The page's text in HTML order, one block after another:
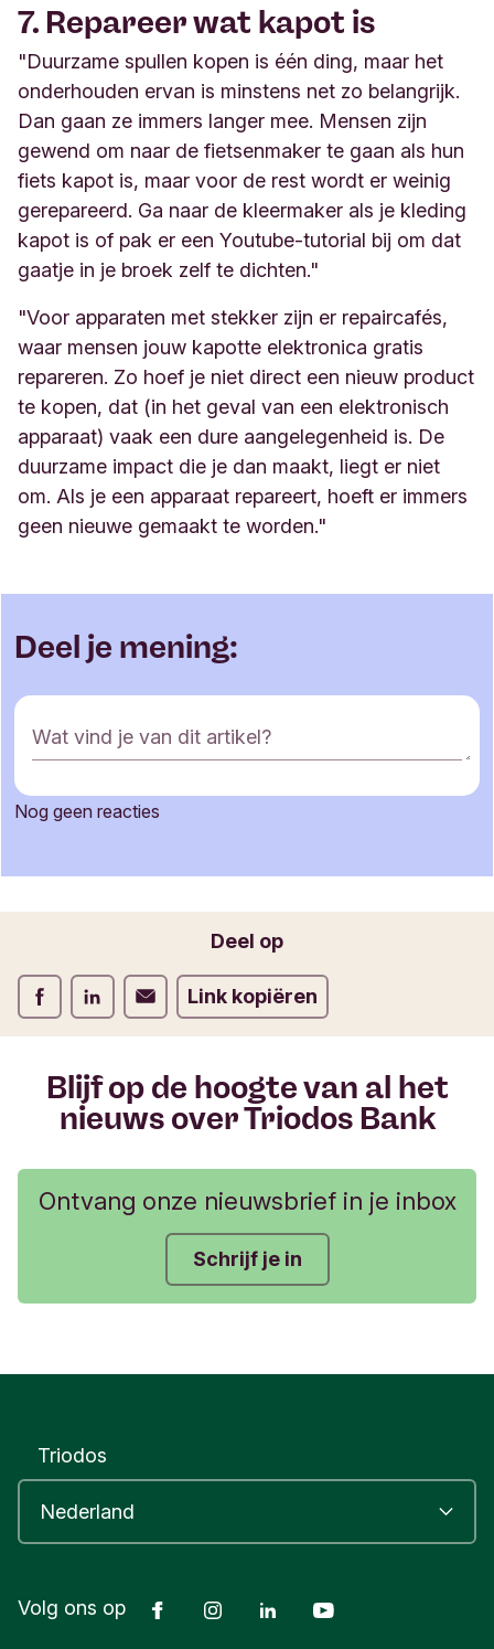
7. Repareer wat kapot is
"Duurzame spullen kopen is één ding, maar het
onderhouden ervan is minstens net zo belangrijk.
Dan gaan ze immers langer mee. Mensen zijn
gewend om naar de fietsenmaker te gaan als hun
fiets kapot is, maar voor de rest wordt er weinig
gerepareerd. Ga naar de kleermaker als je kleding
kapot is of pak er een Youtube-tutorial bij om dat
gaatje in je broek zelf te dichten."
"Voor apparaten met stekker zijn er repaircafés,
waar mensen jouw kapotte elektronica gratis
repareren. Zo hoef je niet direct een nieuw product
te kopen, dat (in het geval van een elektronisch
apparaat) vaak een dure aangelegenheid is. De
duurzame impact die je dan maakt, liegt er niet
om. Als je een apparaat repareert, hoeft er immers
geen nieuwe gemaakt te worden."
Deel je mening:
R
e
c
e
m
u
l
Wat vind je van dit artikel?
Nog geen reacties
Deel op
Deel op Facebook
Deel op LinkedInDeel op Verstuur per email
Link kopiëren
Blijf op de hoogte van al het
nieuws over Triodos Bank
Ontvang onze nieuwsbrief in je inbox
Schrijf je in
Triodos
Volg ons op FacebookInstagramLinkedIn